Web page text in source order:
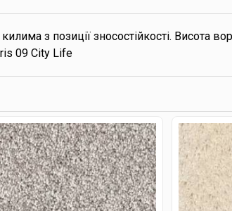
з позиції зносостійкості. Висота
09 City Life